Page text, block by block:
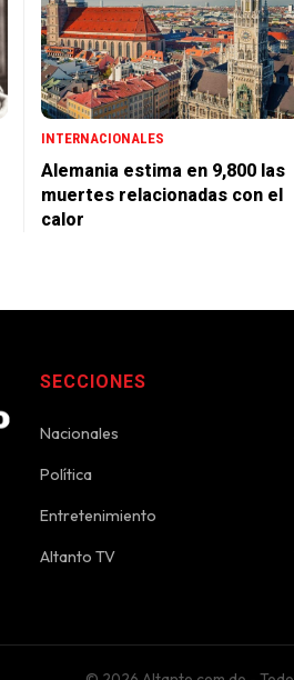
INTERNACIONALES
Alemania estima en 9,800 las
muertes relacionadas con el
calor
SECCIONES
Nacionales
Política
Entretenimiento
Altanto TV